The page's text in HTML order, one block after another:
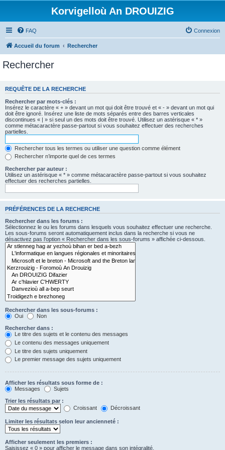
Korvigelloù An DROUIZIG
FAQ Connexion
Accueil du forum Rechercher
Rechercher
REQUÊTE DE LA RECHERCHE
Rechercher par mots-clés :
Insérez le caractère « + » devant un mot qui doit être trouvé et « - » devant un mot qui
doit être ignoré. Insérez une liste de mots séparés entre des barres verticales
discontinues « | » si seul un des mots doit être trouvé. Utilisez un astérisque « * »
comme métacaractère passe-partout si vous souhaitez effectuer des recherches
partielles.
Rechercher tous les termes ou utiliser une question comme élément
Rechercher n’importe quel de ces termes
Rechercher par auteur :
Utilisez un astérisque « * » comme métacaractère passe-partout si vous souhaitez
effectuer des recherches partielles.
PRÉFÉRENCES DE LA RECHERCHE
Rechercher dans les forums :
Sélectionnez le ou les forums dans lesquels vous souhaitez effectuer une recherche.
Les sous-forums seront automatiquement inclus dans la recherche si vous ne
désactivez pas l’option « Rechercher dans les sous-forums » affichée ci-dessous.
Rechercher dans les sous-forums :
Oui
Non
Rechercher dans :
Le titre des sujets et le contenu des messages
Le contenu des messages uniquement
Le titre des sujets uniquement
Le premier message des sujets uniquement
Afficher les résultats sous forme de :
Messages
Sujets
Trier les résultats par :
Croissant
Décroissant
Limiter les résultats selon leur ancienneté :
Afficher seulement les premiers :
Saisissez « 0 » pour afficher le message dans son intégralité.